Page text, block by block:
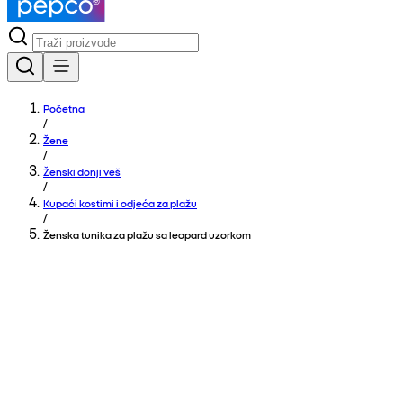
Početna
/
Žene
/
Ženski donji veš
/
Kupaći kostimi i odjeća za plažu
/
Ženska tunika za plažu sa leopard uzorkom